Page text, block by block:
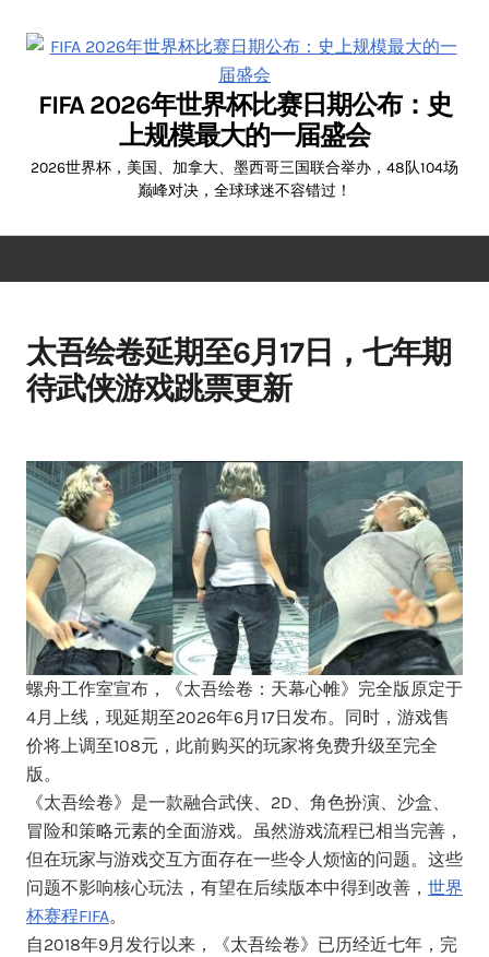
FIFA 2026年世界杯比赛日期公布：史
上规模最大的一届盛会
2026世界杯，美国、加拿大、墨西哥三国联合举办，48队104场
巅峰对决，全球球迷不容错过！
太吾绘卷延期至6月17日，七年期
待武侠游戏跳票更新
螺舟工作室宣布，《太吾绘卷：天幕心帷》完全版原定于
4月上线，现延期至2026年6月17日发布。同时，游戏售
价将上调至108元，此前购买的玩家将免费升级至完全
版。
《太吾绘卷》是一款融合武侠、2D、角色扮演、沙盒、
冒险和策略元素的全面游戏。虽然游戏流程已相当完善，
但在玩家与游戏交互方面存在一些令人烦恼的问题。这些
问题不影响核心玩法，有望在后续版本中得到改善， 世界
杯赛程FIFA。
自2018年9月发行以来，《太吾绘卷》已历经近七年，完